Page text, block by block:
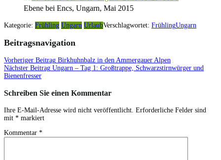
Ebene bei Encs, Ungarn, Mai 2015
Kategorie: Frühling Ungarn UrlaubVerschlagwortet: FrühlingUngarn
Beitragsnavigation
Vorheriger Beitrag Birkhuhnbalz in den Ammergauer Alpen
Nächster Beitrag Ungarn – Tag 1: Großtrappe, Schwarzstirnwürger und
Bienenfresser
Schreiben Sie einen Kommentar
Ihre E-Mail-Adresse wird nicht veröffentlicht. Erforderliche Felder sind
mit * markiert
Kommentar *